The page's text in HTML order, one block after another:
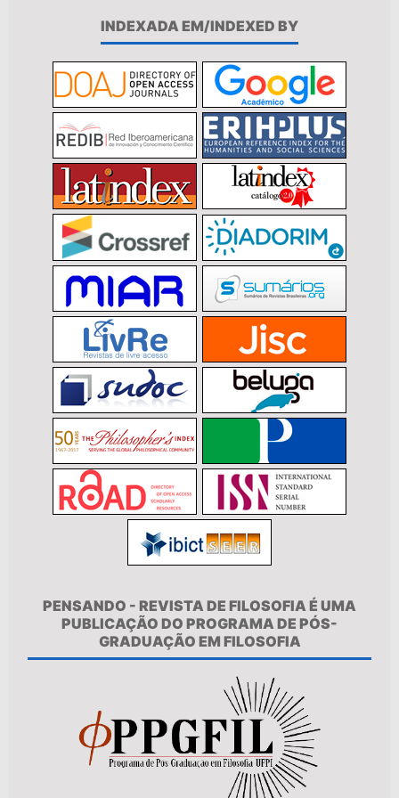
INDEXADA EM/INDEXED BY
PENSANDO - REVISTA DE FILOSOFIA É UMA
PUBLICAÇÃO DO PROGRAMA DE PÓS-
GRADUAÇÃO EM FILOSOFIA